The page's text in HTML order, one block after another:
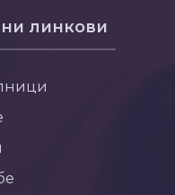
линкови